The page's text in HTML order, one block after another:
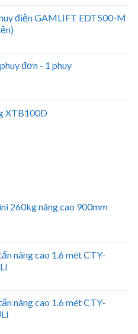
điện GAMLIFT EDT500-M
đơn - 1 phuy
XTB100D
260kg nâng cao 900mm
nâng cao 1.6 mét CTY-
nâng cao 1.6 mét CTY-